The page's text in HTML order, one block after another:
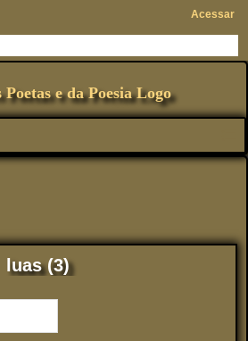
Acessar
luas (3)